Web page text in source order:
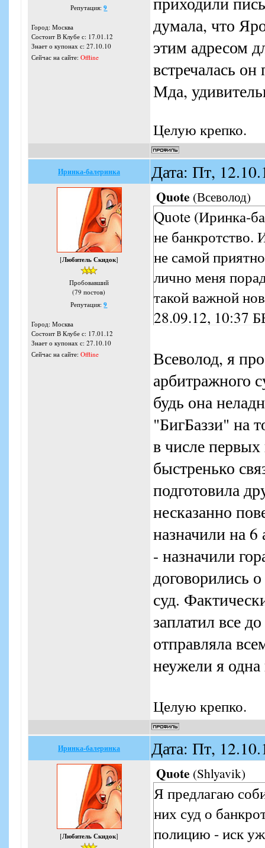
Репутация:9
Город: Москва
Состоит В Клубе с: 17.01.12
Знает о купонах с: 27.10.10
Сейчас на сайте: Offline
думала, что
этим адресом
встречалась
Мда,
Целую крепко.
Иринка-балеринка Дата: Пт,
[Любитель Скидок]
Пробовавший
(79 постов)
Репутация:9
Город: Москва
Состоит В Клубе с: 17.01.12
Знает о купонах с: 27.10.10
Сейчас на сайте: Offline
Quote (Всеволод)
Quote (Иринка-
не банкротство.
не самой
лично меня
такой важной
28.09.12, 10:37
банкротом.
Арбитражный
эту новость с
всех купонных
подавать иск в
периода ничего
будет, так как
Главный
Всеволод, я
арбитражного
будь она
"БигБаззи" на
в числе
быстренько
подготовила
несказанно
назначили на 6
- назначили
договорились
суд.
заплатил все
отправляла
неужели я
Целую крепко.
Иринка-балеринка Дата: Пт,
[Любитель Скидок]
Quote (Shlyavik)
Я предлагаю
них суд о
полицию - иск